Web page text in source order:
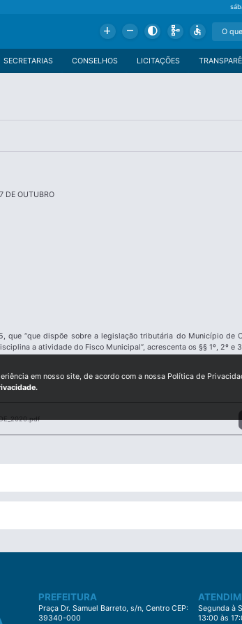
Add Remove Contrast Schema Accessible
LICITAÇÕES
CONSELHOS
SECRETARIAS
DE OUTUBRO
que “que dispõe sobre a legislação tributária do Município de
a atividade do Fisco Municipal”, acrescenta os §§ 1º, 2º e
PREFEITURA
Praça Dr. Samuel Barreto, s/n, Centro CEP:
39340-000
Segunda à
13:00 às
em nosso site, de acordo com a nossa Política de